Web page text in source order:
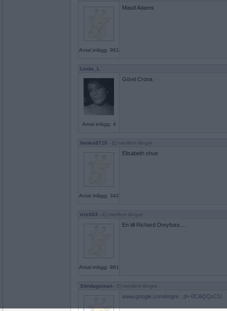
Antal inlägg: 961
Maud Adams
Linda_L
Antal inlägg: 4
Görel Crona
henke8710 - Ej medlem längre
Antal inlägg: 342
Elisabeth shue
irre063 - Ej medlem längre
Antal inlägg: 961
En till Richard Dreyfuss....
Söndagsman - Ej medlem längre
www.google.com/imgre...d= 0CAQQsCU